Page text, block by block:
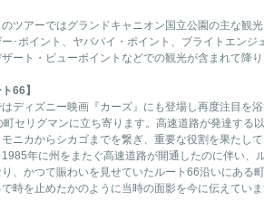
のツアーではグランドキャニオン国立公園の主な観
ー･ポイント、ヤバパイ・ポイント、ブライトエンジ
ザート・ビューポイントなどでの観光が含まれて降り
66】
ディズニー映画『カーズ』にも登場し再度注目を
町セリグマンに立ち寄ります。高速道路が発達する
ニカからシカゴまでを繋ぎ、重要な役割を果たし
年に州をまたぐ高速道路が開通したのに伴い、
、かつて賑わいを見せていたルート66沿いにある
時を止めたかのように当時の面影を今に伝えていま